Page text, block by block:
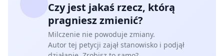
Czy jest jakaś rzecz, którą
pragniesz zmienić?
Milczenie nie powoduje zmiany.
Autor tej petycji zajął stanowisko i podjął